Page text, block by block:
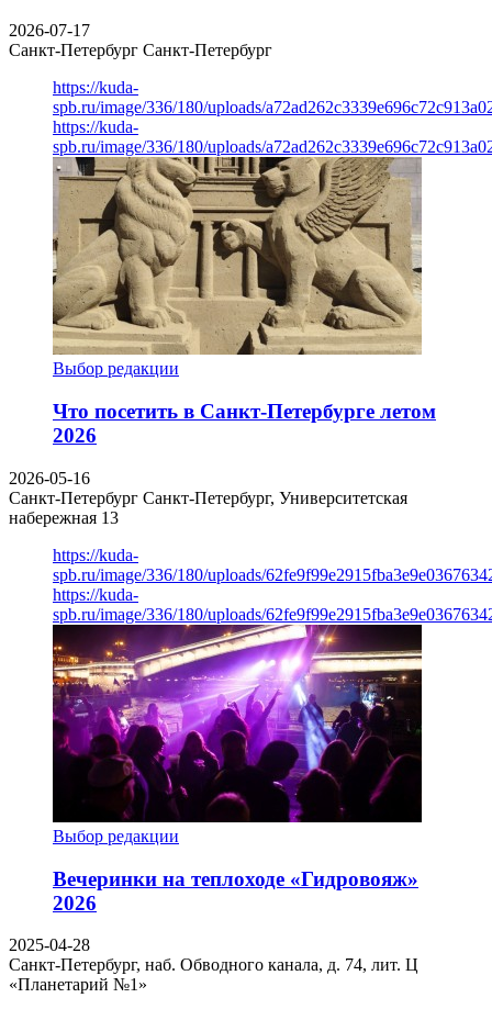
2026-07-17
Санкт-Петербург Санкт-Петербург
https://kuda-
spb.ru/image/336/180/uploads/
https://kuda-
spb.ru/image/336/180/uploads/
Выбор редакции
Что посетить в Санкт-Петербурге летом
2026
2026-05-16
Санкт-Петербург Санкт-Петербург, Университетская
набережная 13
https://kuda-
spb.ru/image/336/180/uploads/
https://kuda-
spb.ru/image/336/180/uploads/
Выбор редакции
Вечеринки на теплоходе «Гидровояж»
2026
2025-04-28
Санкт-Петербург, наб. Обводного канала, д. 74, лит. Ц
«Планетарий №1»